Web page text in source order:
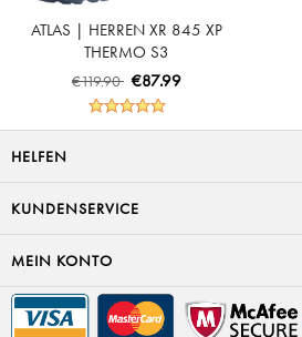
ATLAS | HERREN XR 845 XP
THERMO S3
SICHERHEITSSCHUH - BLACK |
ROYAL BLUE
€119.90 €87.99
HELFEN
KUNDENSERVICE
MEIN KONTO